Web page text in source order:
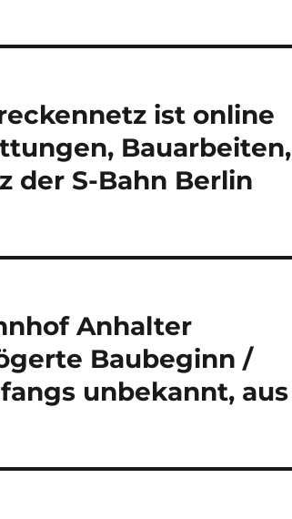
ist online
Bauarbeiten,
der S-Bahn Berlin
Anhalter
Baubeginn /
unbekannt, aus